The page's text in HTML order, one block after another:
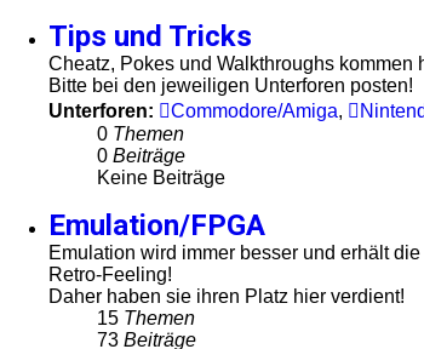
Tips und Tricks
Cheatz, Pokes und Walkthroughs kommen
Bitte bei den jeweiligen Unterforen posten!
Unterforen:
Commodore/Amiga,
0 Themen
0 Beiträge
Keine Beiträge
Emulation/FPGA
Emulation wird immer besser und erhält
Retro-Feeling!
Daher haben sie ihren Platz hier verdient!
15 Themen
73 Beiträge